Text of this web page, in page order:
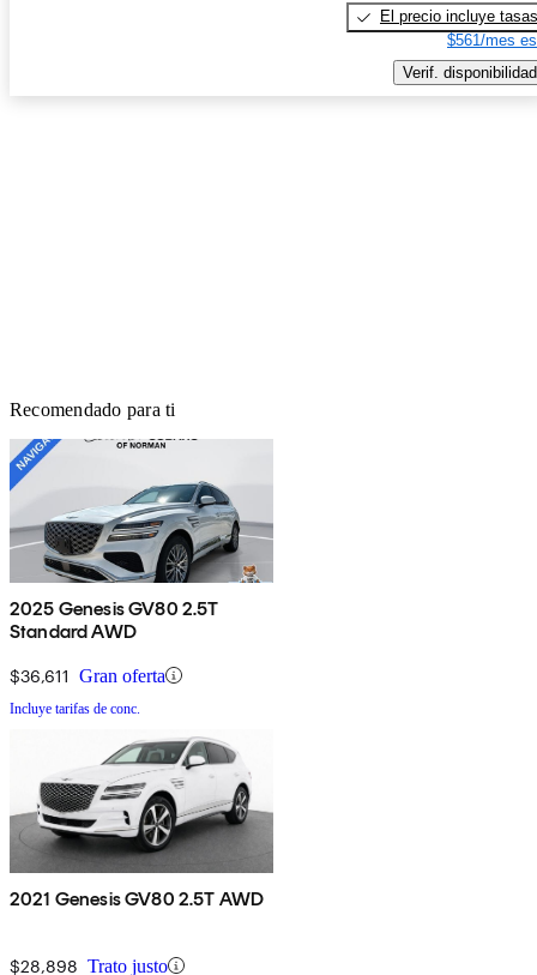
El precio incluye tasas
$561/mes
Verif. disponibilidad
Recomendado para ti
2025 Genesis GV80 2.5T
Standard AWD
$36,611 Gran oferta
Incluye tarifas de conc.
2021 Genesis GV80 2.5T AWD
$28,898 Trato justo